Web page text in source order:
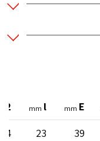
E
mm
l
mm
l2
39
23
14